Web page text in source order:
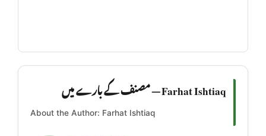
Farhat Ishtiaq — مصنف کے بارے میں
About the Author: Farhat Ishtiaq